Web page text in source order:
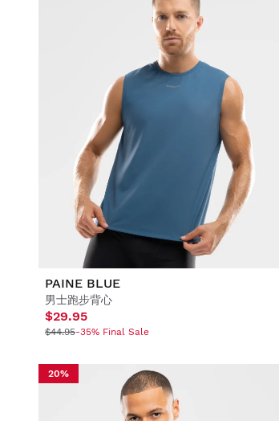
PAINE BLUE
男士跑步背心
$29.95
$44.95-35% Final Sale
20%